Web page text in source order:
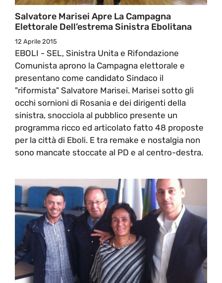
Salvatore Marisei Apre La Campagna
Elettorale Dell’estrema Sinistra Ebolitana
12 Aprile 2015
EBOLI - SEL, Sinistra Unita e Rifondazione
Comunista aprono la Campagna elettorale e
presentano come candidato Sindaco il
"riformista" Salvatore Marisei. Marisei sotto gli
occhi sornioni di Rosania e dei dirigenti della
sinistra, snocciola al pubblico presente un
programma ricco ed articolato fatto 48 proposte
per la città di Eboli. E tra remake e nostalgia non
sono mancate stoccate al PD e al centro-destra.